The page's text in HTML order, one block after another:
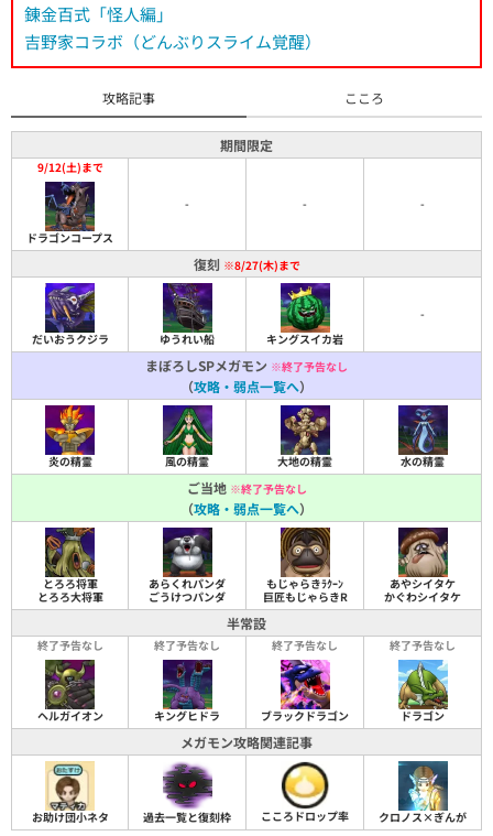
錬金百式「怪人編」
吉野家コラボ（どんぶりスライム覚醒）
攻略記事 こころ
期間限定
9/12(土)まで
ドラゴンコープス
- - -
復刻 ※8/27(木)まで
だいおうクジラ ゆうれい船 キングスイカ岩
-
まぼろしSPメガモン ※終了予告なし
（攻略・弱点一覧へ）
炎の精霊 風の精霊 大地の精霊 水の精霊
ご当地 ※終了予告なし
（攻略・弱点一覧へ）
とろろ将軍
とろろ大将軍
あらくれパンダ
ごうけつパンダ
もじゃらきﾗｸｰﾝ
巨匠もじゃらきR
あやシイタケ
かぐわシイタケ
半常設
終了予告なし
ヘルガイオン
終了予告なし
キングヒドラ
終了予告なし
ブラックドラゴン
終了予告なし
ドラゴン
メガモン攻略関連記事
お助け団小ネタ 過去一覧と復刻枠 こころドロップ率 クロノス×ぎんが